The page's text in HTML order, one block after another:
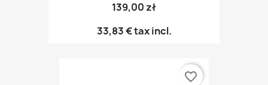
139,00 zł
33,83 €tax incl.
favorite_border